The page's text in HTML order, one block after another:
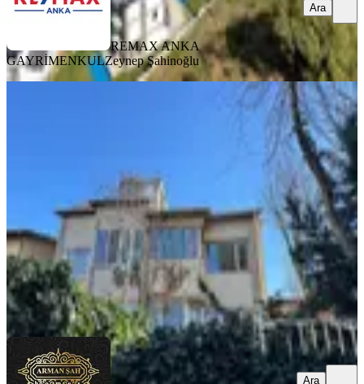
REMAX ANKA
GAYRİMENKULZeynep Şahinoğlu
Ara
İstanbul Beşiktaş Akat
Mah.5.gazeteciler Sitesi Kiralık Villa
3+1·145 m²
200.000 ₺250.000 ₺
ARMAN ŞAH HOMESAkif Cengiz
Ara
Ara